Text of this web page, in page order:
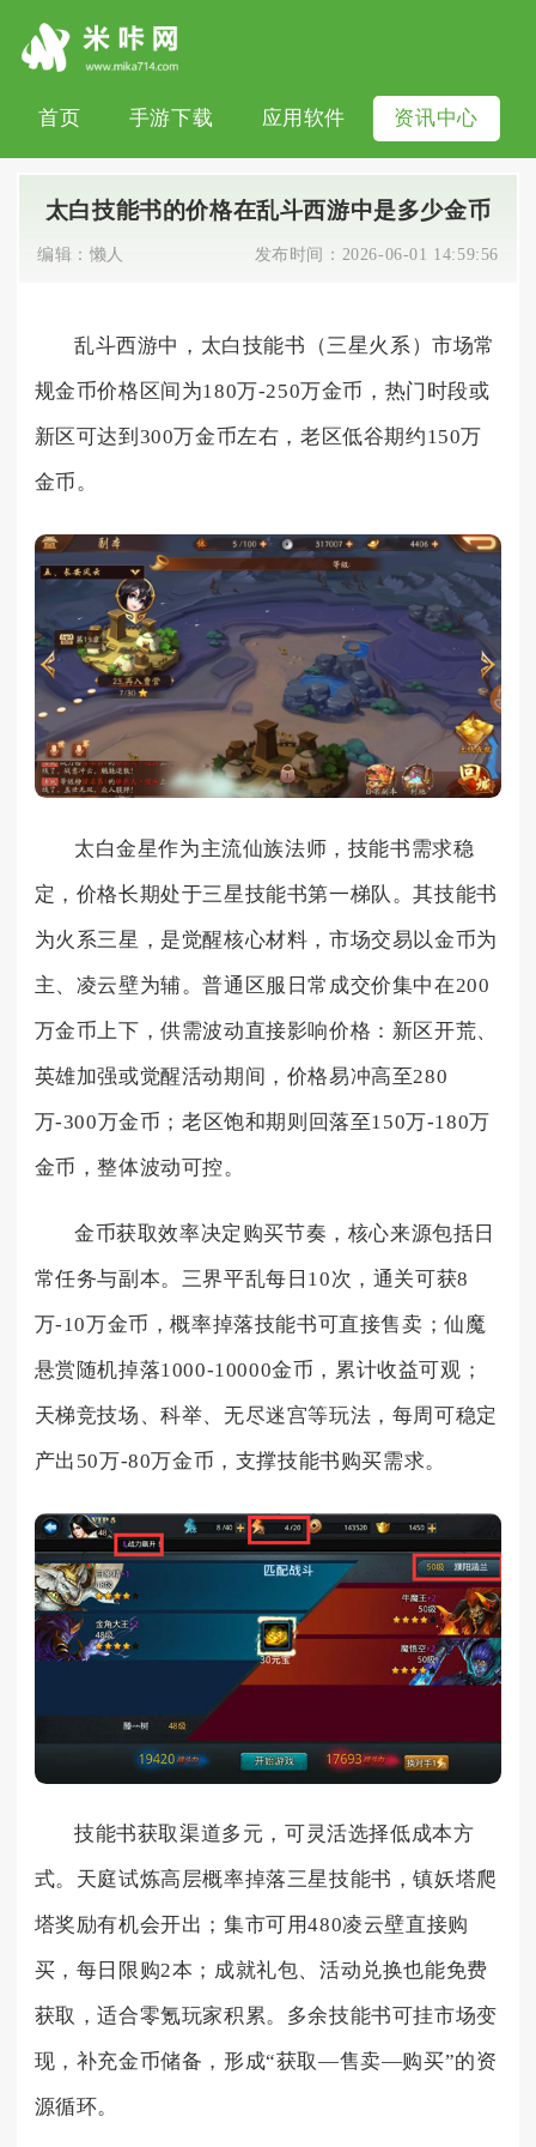
首页 手游下载 应用软件 资讯中心
太白技能书的价格在乱斗西游中是多少金币
编辑： 懒人 发布时间： 2026-06-01 14:59:56
乱斗西游中，太白技能书（三星火系）市场常
规金币价格区间为180万-250万金币，热门时段或
新区可达到300万金币左右，老区低谷期约150万
金币。
太白金星作为主流仙族法师，技能书需求稳
定，价格长期处于三星技能书第一梯队。其技能书
为火系三星，是觉醒核心材料，市场交易以金币为
主、凌云壁为辅。普通区服日常成交价集中在200
万金币上下，供需波动直接影响价格：新区开荒、
英雄加强或觉醒活动期间，价格易冲高至280
万-300万金币；老区饱和期则回落至150万-180万
金币，整体波动可控。
金币获取效率决定购买节奏，核心来源包括日
常任务与副本。三界平乱每日10次，通关可获8
万-10万金币，概率掉落技能书可直接售卖；仙魔
悬赏随机掉落1000-10000金币，累计收益可观；
天梯竞技场、科举、无尽迷宫等玩法，每周可稳定
产出50万-80万金币，支撑技能书购买需求。
技能书获取渠道多元，可灵活选择低成本方
式。天庭试炼高层概率掉落三星技能书，镇妖塔爬
塔奖励有机会开出；集市可用480凌云壁直接购
买，每日限购2本；成就礼包、活动兑换也能免费
获取，适合零氪玩家积累。多余技能书可挂市场变
现，补充金币储备，形成“获取—售卖—购买”的资
源循环。